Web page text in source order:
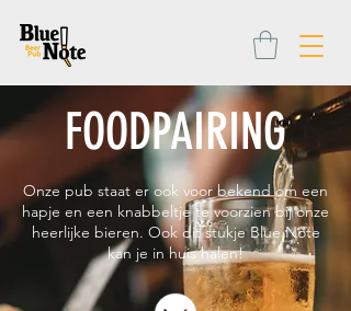
FOODPAIRING
Onze pub staat er ook voor bekend om een
hapje en een knabbeltje te voorzien bij onze
heerlijke bieren. Ook dit stukje Blue Note
kan je in huis halen!